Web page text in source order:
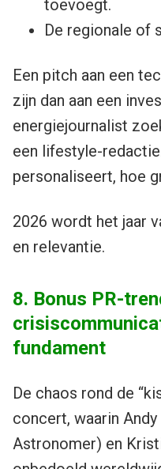
toevoegt.
De regionale of
Een pitch aan een
zijn dan aan een
energiejournalist
een lifestyle-
personaliseert, hoe
2026 wordt het jaar
en relevantie.
8. Bonus PR-
fundament
De chaos rond de
concert, waarin Andy
Astronomer) en